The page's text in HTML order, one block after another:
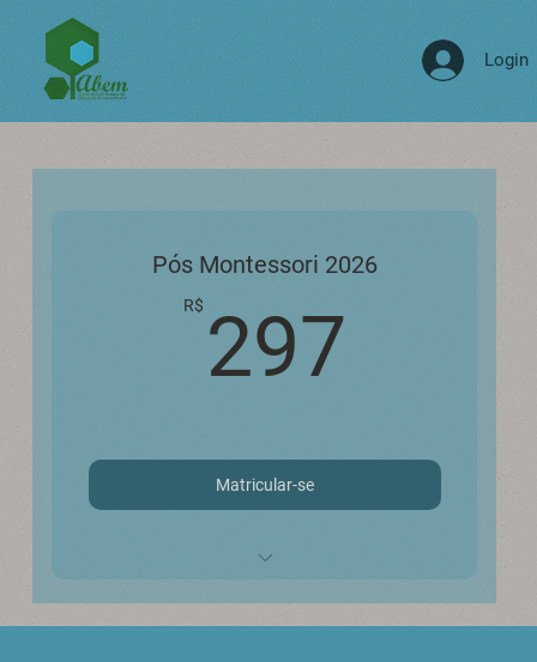
Login
Pós Montessori 2026
R$ 297
Matricular-se